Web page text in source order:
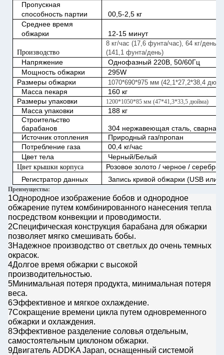
Пропускная
способность партии
00,5-2,5 кг
Среднее время
обжарки
12-15 минут
Производство
8 кг/час (17,6 фунта/час), 64 кг/день
(141,1 фунта/день)
Напряжение
Однофазный 220В, 50/60Гц
Мощность обжарки
295W
Размеры обжарки
1070*690*975 мм (42,1*27,2*38,4
Масса пекаря
160 кг
Размеры упаковки
1200*1050*85 мм (47*41,3*33,5 дюйма)
Масса упаковки
188 кг
Строительство
барабанов
304 нержавеющая сталь, сварная
Источник отопления
Природный газ/пропан
Потребление газа
00,4 кг/час
Цвет тела
Черный/Белый
Цвет крышки корпуса
Розовое золото / черное / серебро
Регистратор данных
Запись кривой обжарки (USB или
Преимущества:
1Однородное изображение бобов и однородное
обжарение путем комбинированного нанесения тепла
посредством конвекции и проводимости.
2Специфическая конструкция барабана для обжарки
позволяет мягко смешивать бобы.
3Надежное производство от светлых до очень темных
окрасок.
4Долгое время обжарки с высокой
производительностью.
5Минимальная потеря продукта, минимальная потеря
веса.
6Эффективное и мягкое охлаждение.
7Сокращение времени цикла путем одновременного
обжарки и охлаждения.
8Эффективное разделение соловья отдельным,
самостоятельным циклоном обжарки.
9Двигатель ADDKA Japan, оснащенный системой